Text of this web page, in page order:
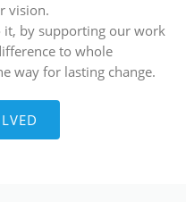
vision.
it, by supporting our work
to whole
way for lasting change.